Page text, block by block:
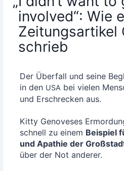
involved“: Wie
Zeitungsartikel
schrieb
Der Über­fall und sei­ne
in den USA bei vie­len
und Erschre­cken aus.
Kit­ty Geno­ve­ses
schnell zu einem Bei­spiel
und Apa­thie der
über der Not ande­rer.